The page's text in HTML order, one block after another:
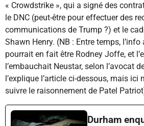
« Crowdstrike », qui a signé des
le DNC (peut-être pour effectuer des
communications de Trump ?) et le
Shawn Henry. (NB : Entre temps,
pourrait en fait être Rodney Joffe, et
l’embauchait Neustar, selon l’avocat
l’explique l’article ci-dessous, mais
suivre le raisonnement de Patel
Durham